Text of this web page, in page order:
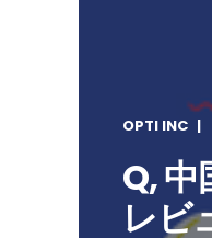
OPTI INC
Q,
レビ